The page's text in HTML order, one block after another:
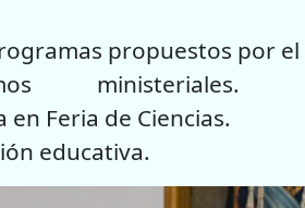
propuestos por el
ministeriales.
Feria de Ciencias.
educativa.